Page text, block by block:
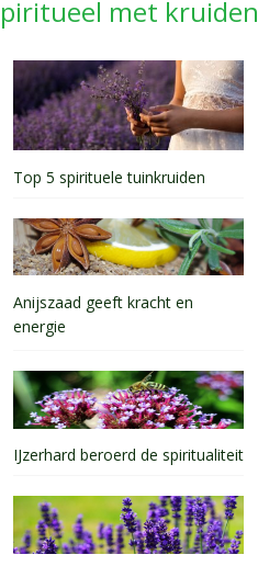
met kruiden
Top 5 spirituele tuinkruiden
Anijszaad geeft kracht en
energie
IJzerhard beroerd de spiritualiteit